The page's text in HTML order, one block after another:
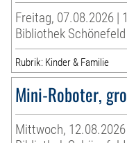
Freitag, 07.08.2026 |
Bibliothek Schönefeld
Rubrik: Kinder & Familie
Mini-Roboter,
Mittwoch,